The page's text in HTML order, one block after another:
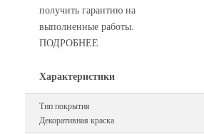
получить гарантию на
выполненные работы.
ПОДРОБНЕЕ
Характеристики
Тип покрытия
Декоративная краска